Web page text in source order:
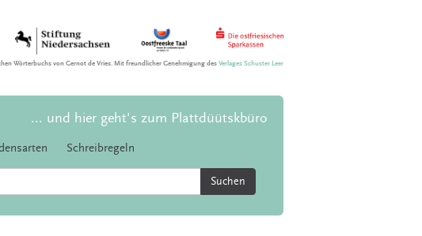
Wörterbuchs von Gernot de Vries. Mit freundlicher Genehmigung desVerlages Schuster Leer
... und hier geht's zum Plattdüütskbüro
Schreibregeln
Suchen